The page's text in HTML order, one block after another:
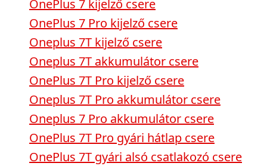
OnePlus 7 kijelző csere
OnePlus 7 Pro kijelző csere
Oneplus 7T kijelző csere
Oneplus 7T akkumulátor csere
OnePlus 7T Pro kijelző csere
Oneplus 7T Pro akkumulátor csere
Oneplus 7 Pro akkumulátor csere
OnePlus 7T Pro gyári hátlap csere
OnePlus 7T gyári alsó csatlakozó csere